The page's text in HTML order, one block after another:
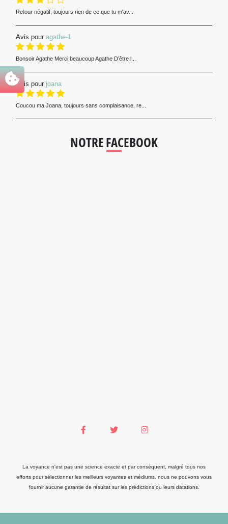
Retour négatif, toujours rien de ce que tu m'av...
Avis pour agathe-1
Bonsoir Agathe Merci beaucoup Agathe D’être l...
Avis pour joana
Coucou ma Joana, toujours sans complaisance, re...
NOTRE FACEBOOK
La voyance n'est pas une science exacte et par conséquent, malgré tous nos
efforts pour sélectionner les meilleurs voyantes et médiums, nous ne pouvons vous
fournir aucune garantie de résultat sur les prédictions ou leurs datations.